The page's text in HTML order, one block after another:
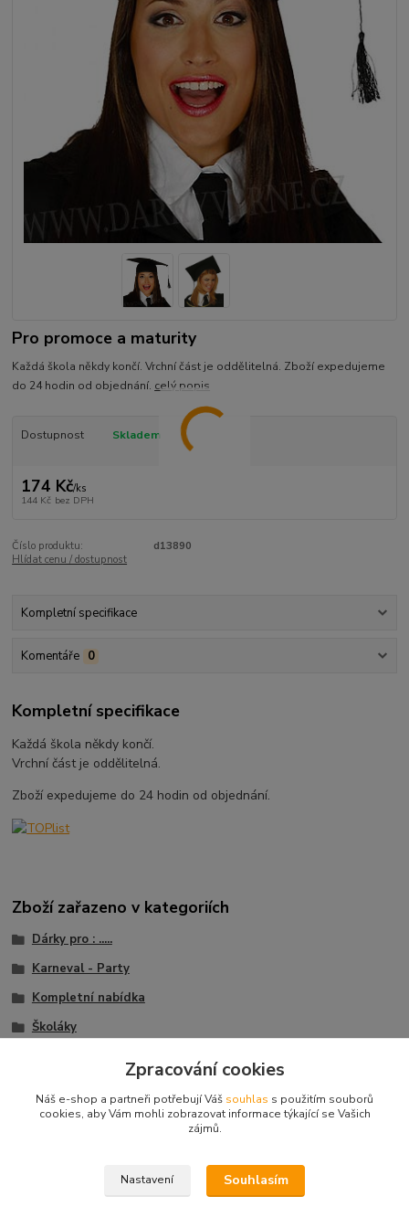
Pro promoce a maturity
Každá škola někdy končí. Vrchní část je oddělitelná. Zboží expedujeme
do 24 hodin od objednání. celý popis
Dostupnost Skladem
174 Kč/ks
144 Kč bez DPH
Číslo produktu:
d13890
Hlídat cenu / dostupnost
Kompletní specifikace
Komentáře 0
Kompletní specifikace
Každá škola někdy končí.
Vrchní část je oddělitelná.
Zboží expedujeme do 24 hodin od objednání.
Zboží zařazeno v kategoriích
Dárky pro : .....
Karneval - Party
Kompletní nabídka
Školáky
© 2003 - 2026 www.darkyvbrne.cz
Zpracování cookies
Náš e-shop a partneři potřebují Váš souhlas s použitím souborů
cookies, aby Vám mohli zobrazovat informace týkající se Vašich
zájmů.
Nastavení Souhlasím